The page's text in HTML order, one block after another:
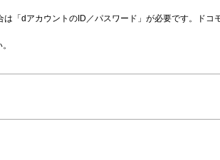
「dアカウントのID／パスワード」が必要です。ドコ